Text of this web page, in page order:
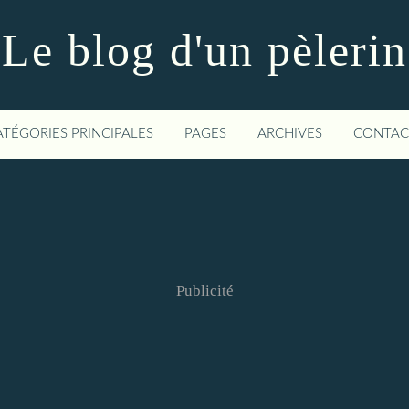
Le blog d'un pèlerin
PRINCIPALES PAGES ARCHIVES
Publicité